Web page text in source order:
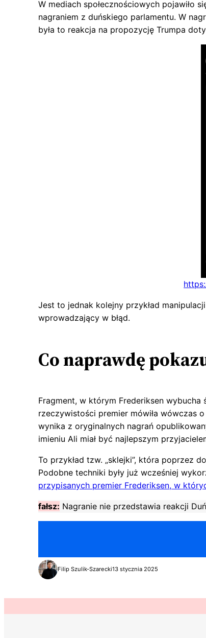
W mediach społecznościowych pojawiło
nagraniem z duńskiego parlamentu. W
była to reakcja na propozycję Trumpa
Jest to jednak kolejny przykład
wprowadzający w błąd.
Co naprawdę
Fragment, w którym Frederiksen
rzeczywistości premier mówiła wówczas
wynika z oryginalnych nagrań
imieniu Ali miał być najlepszym
To przykład tzw. „sklejki”, która poprzez
Podobne techniki były już wcześniej
przypisanych premier Frederiksen, w
fałsz: Nagranie nie przedstawia reakcji
Filip Szulik-Szarecki13 stycznia 2025